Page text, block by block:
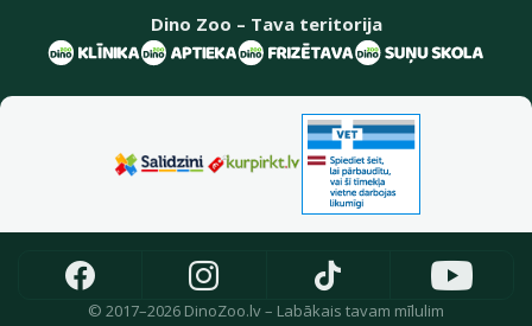
Dino Zoo – Tava teritorija
© 2017–2026 DinoZoo.lv – Labākais tavam mīlulim